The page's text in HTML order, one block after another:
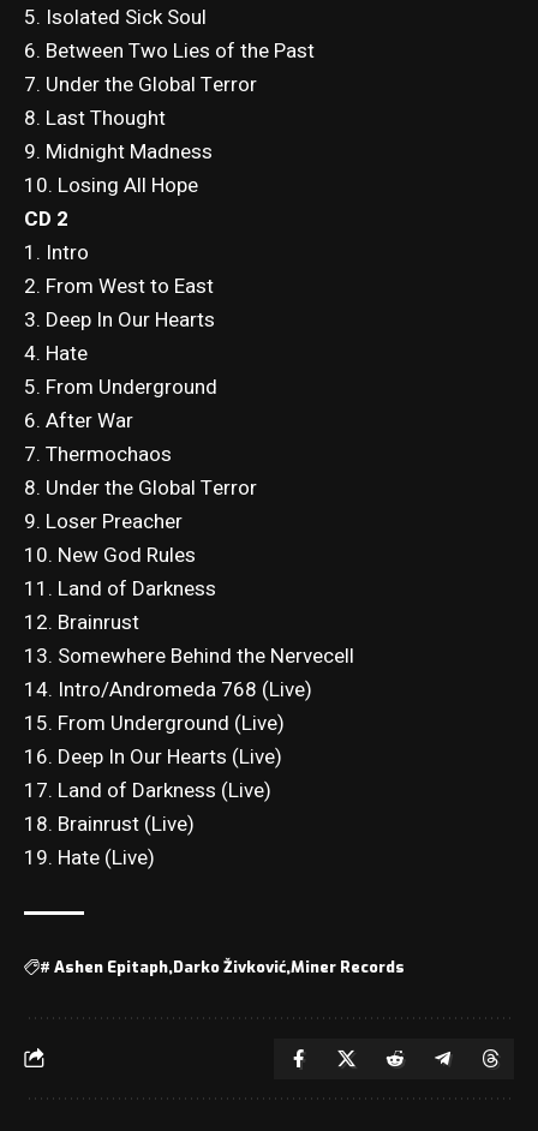
5. Isolated Sick Soul
6. Between Two Lies of the Past
7. Under the Global Terror
8. Last Thought
9. Midnight Madness
10. Losing All Hope
CD 2
1. Intro
2. From West to East
3. Deep In Our Hearts
4. Hate
5. From Underground
6. After War
7. Thermochaos
8. Under the Global Terror
9. Loser Preacher
10. New God Rules
11. Land of Darkness
12. Brainrust
13. Somewhere Behind the Nervecell
14. Intro/Andromeda 768 (Live)
15. From Underground (Live)
16. Deep In Our Hearts (Live)
17. Land of Darkness (Live)
18. Brainrust (Live)
19. Hate (Live)
# Ashen Epitaph Darko Živković Miner Records